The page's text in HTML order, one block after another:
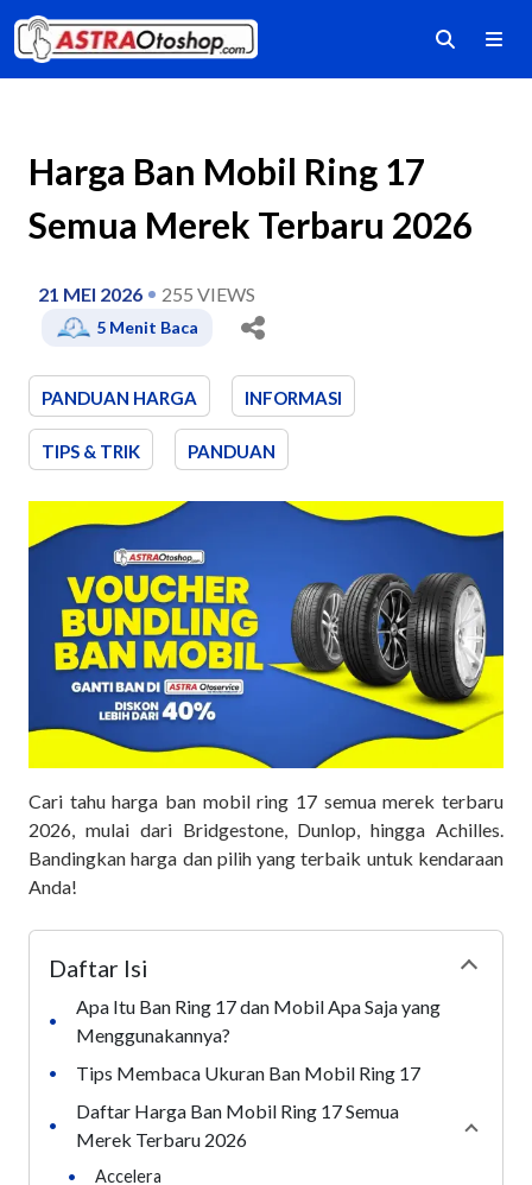
Harga Ban Mobil Ring 17
Semua Merek Terbaru 2026
21 MEI 2026 255 VIEWS
5 Menit Baca
PANDUAN HARGA INFORMASI
TIPS & TRIK PANDUAN
Cari tahu harga ban mobil ring 17 semua merek terbaru
2026, mulai dari Bridgestone, Dunlop, hingga Achilles.
Bandingkan harga dan pilih yang terbaik untuk kendaraan
Anda!
Daftar Isi
•
Apa Itu Ban Ring 17 dan Mobil Apa Saja yang
Menggunakannya?
• Tips Membaca Ukuran Ban Mobil Ring 17
•
Daftar Harga Ban Mobil Ring 17 Semua
Merek Terbaru 2026
•
Accelera